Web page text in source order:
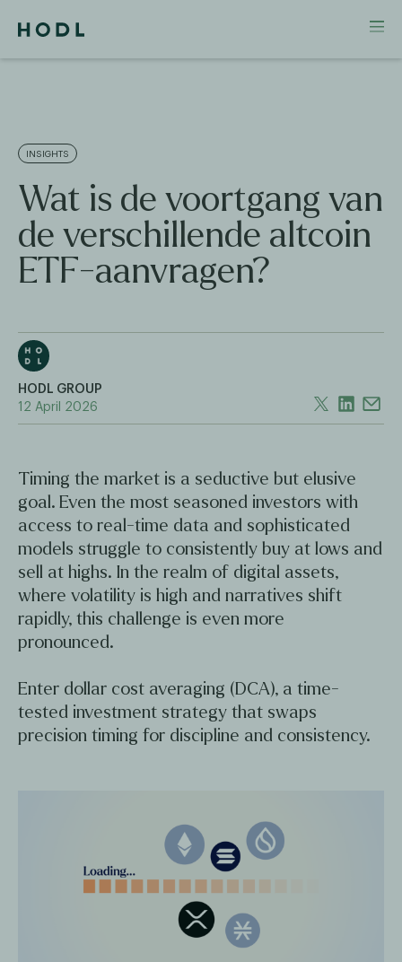
INSIGHTS
Wat is de voortgang van
de verschillende altcoin
ETF-aanvragen?
HODL GROUP
12 April 2026
Timing the market is a seductive but elusive
goal. Even the most seasoned investors with
access to real-time data and sophisticated
models struggle to consistently buy at lows and
sell at highs. In the realm of digital assets,
where volatility is high and narratives shift
rapidly, this challenge is even more
pronounced.
Enter dollar cost averaging (DCA), a time-
tested investment strategy that swaps
precision timing for discipline and consistency.